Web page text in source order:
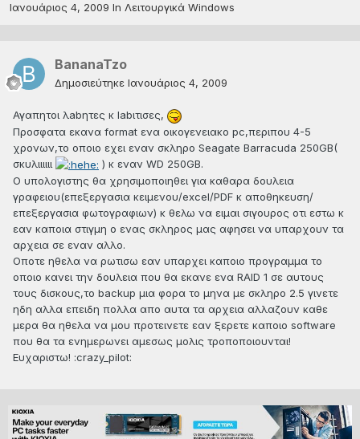
Ιανουάριος 4, 2009 In Λειτουργικά Windows
BananaTzo
Δημοσιεύτηκε Ιανουάριος 4, 2009
Αγαπητοι λabητες κ labιτισες,
Προσφατα εκανα format ενα οικογενειακο pc,περιπου 4-5
χρονων,το οποιο εχει εναν σκληρο Seagate Barracuda 250GB(
σκυλιιιιιι
) κ εναν WD 250GB.
Ο υπολογιστης θα χρησιμοποιηθει για καθαρα δουλεια
γραφειου(επεξεργασια κειμενου/excel/PDF κ αποθηκευση/
επεξεργασια φωτογραφιων) κ θελω να ειμαι σιγουρος οτι εστω κ
εαν καποια στιγμη ο ενας σκληρος μας αφησει να υπαρχουν τα
αρχεια σε εναν αλλο.
Οποτε ηθελα να ρωτισω εαν υπαρχει καποιο προγραμμα το
οποιο κανει την δουλεια που θα εκανε ενα RAID 1 σε αυτους
τους δισκους,το backup μια φορα το μηνα με σκληρο 2.5 γινετε
ηδη αλλα επειδη πολλα απο αυτα τα αρχεια αλλαζουν καθε
μερα θα ηθελα να μου προτεινετε εαν ξερετε καποιο software
που θα τα ενημερωνει αμεσως μολις τροποποιουνται!
Ευχαριστω! :crazy_pilot: